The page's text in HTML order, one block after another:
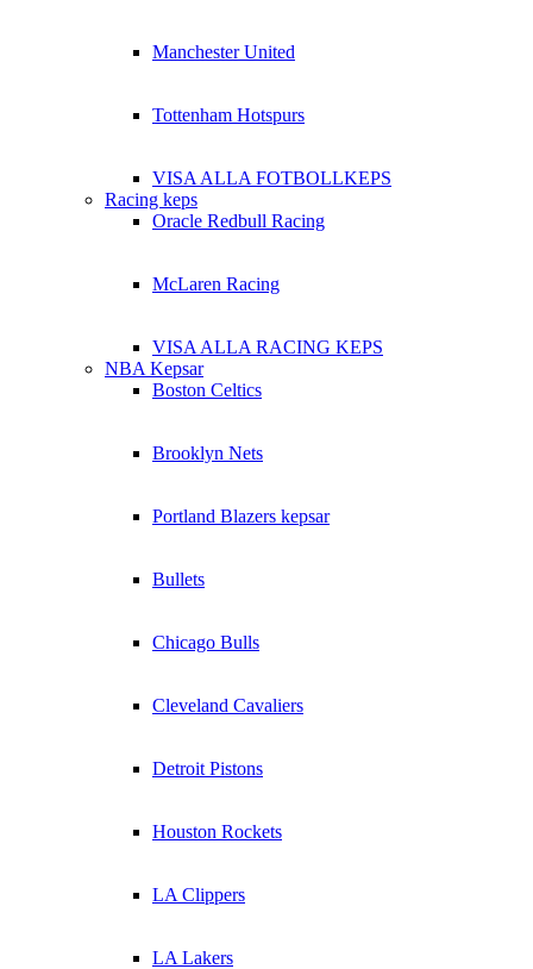
Manchester United
Tottenham Hotspurs
VISA ALLA FOTBOLLKEPS
Racing keps
Oracle Redbull Racing
McLaren Racing
VISA ALLA RACING KEPS
NBA Kepsar
Boston Celtics
Brooklyn Nets
Portland Blazers kepsar
Bullets
Chicago Bulls
Cleveland Cavaliers
Detroit Pistons
Houston Rockets
LA Clippers
LA Lakers